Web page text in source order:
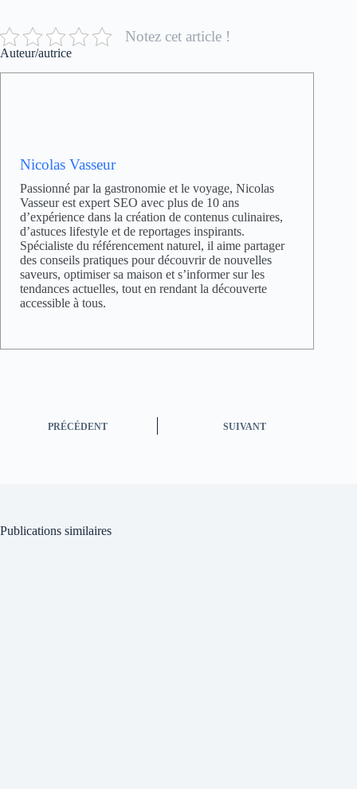
Notez cet article !
Auteur/autrice
Nicolas Vasseur
Passionné par la gastronomie et le voyage, Nicolas
Vasseur est expert SEO avec plus de 10 ans
d’expérience dans la création de contenus culinaires,
d’astuces lifestyle et de reportages inspirants.
Spécialiste du référencement naturel, il aime partager
des conseils pratiques pour découvrir de nouvelles
saveurs, optimiser sa maison et s’informer sur les
tendances actuelles, tout en rendant la découverte
accessible à tous.
PRÉCÉDENT SUIVANT
Publications similaires